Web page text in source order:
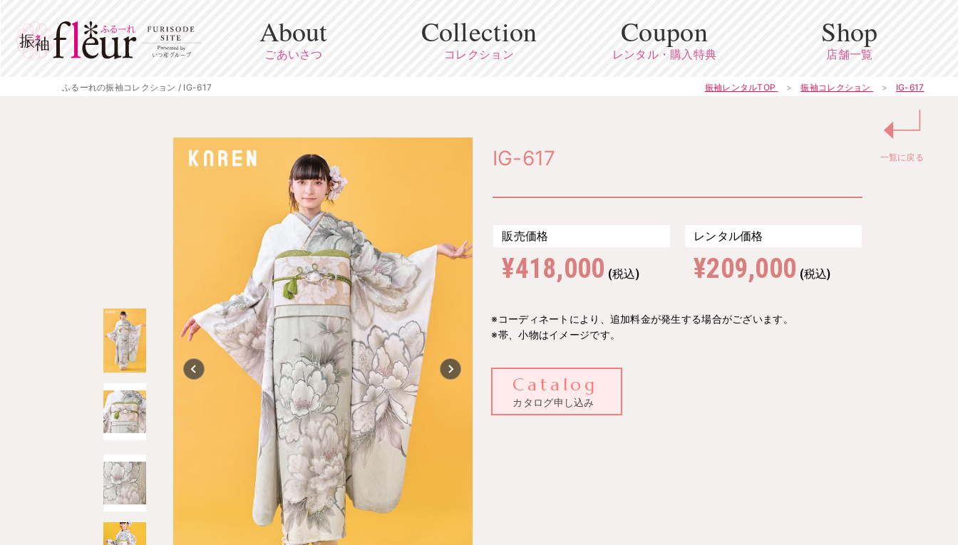
About
ごあいさつ
Collection
コレクション
Coupon
レンタル・購入特典
Shop
店舗一覧
ふるーれの振袖コレクション / IG-617 振袖レンタルTOP 振袖コレクション IG-617
↵
一覧に戻る
IG-617
販売価格
¥418,000 (税込)
レンタル価格
¥209,000 (税込)
※コーディネートにより、追加料金が発生する場合がございます。
※帯、小物はイメージです。
Catalog
カタログ申し込み